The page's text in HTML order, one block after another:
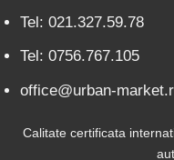
Tel: 021.327.59.78
Tel: 0756.767.105
office@urban-
Calitate certificata